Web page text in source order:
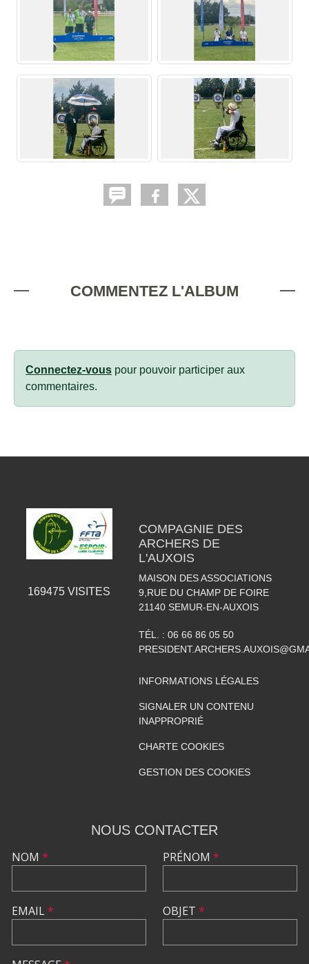
COMMENTEZ L'ALBUM
Connectez-vous pour pouvoir participer aux
commentaires.
169475 VISITES
COMPAGNIE DES
ARCHERS DE
L'AUXOIS
MAISON DES ASSOCIATIONS
9,RUE DU CHAMP DE FOIRE
21140 SEMUR-EN-AUXOIS
TÉL. : 06 66 86 05 50
INFORMATIONS LÉGALES
SIGNALER UN CONTENU
INAPPROPRIÉ
CHARTE COOKIES
GESTION DES COOKIES
NOUS CONTACTER
NOM *
EMAIL*
PRÉNOM *
OBJET *